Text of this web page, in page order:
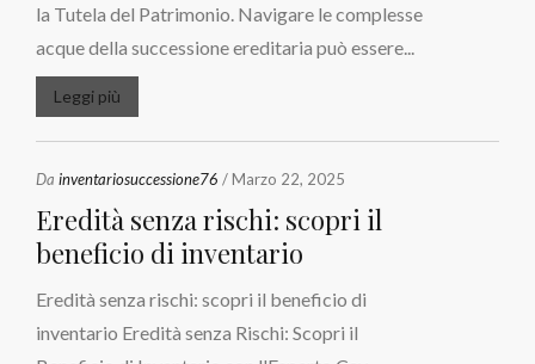
la Tutela del Patrimonio. Navigare le complesse
acque della successione ereditaria può essere...
Leggi più
Da inventariosuccessione76 / Marzo 22, 2025
Eredità senza rischi: scopri il
beneficio di inventario
Eredità senza rischi: scopri il beneficio di
inventario Eredità senza Rischi: Scopri il